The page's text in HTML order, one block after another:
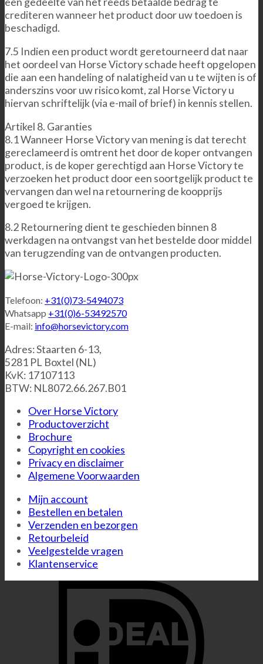
crediteren wanneer het product door uw toedoen is
beschadigd.
7.5 Indien een product wordt geretourneerd dat naar
het oordeel van Horse Victory schade heeft opgelopen
die aan een handeling of nalatigheid van u te wijten is of
anderszins voor uw risico komt, zal Horse Victory u
hiervan schriftelijk (via e-mail of brief) in kennis stellen.
Artikel 8. Garanties
8.1 Wanneer Horse Victory van mening is dat terecht
gereclameerd is omtrent het door de koper ontvangen
product, is de koper gerechtigd aan Horse Victory te
verzoeken het product door een soortgelijk product te
vervangen dan wel na retournering de koopprijs
vergoed te krijgen.
8.2 Retournering dient te geschieden binnen 8
werkdagen na ontvangst van het bestelde door middel
van terugzending van de ontvangen producten.
Telefoon: +31(0)73-5494073
Whatsapp +31(0)6-53492570
E-mail: info@horsevictory.com
Adres: Staarten 6-13,
5281 PL Boxtel (NL)
KvK: 17107113
BTW: NL8072.66.267.B01
Over Horse Victory
Productoverzicht
Brochure
Copyright en cookies
Privacy en disclaimer
Algemene Voorwaarden
Mijn account
Bestellen en betalen
Verzenden en bezorgen
Retourbeleid
Veelgestelde vragen
Klantenservice